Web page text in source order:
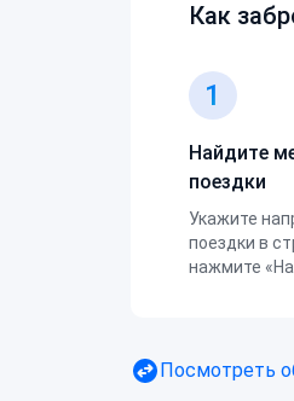
Как
1
Найдите
поездки
Укажите
поездки в
нажмите
Посмотреть